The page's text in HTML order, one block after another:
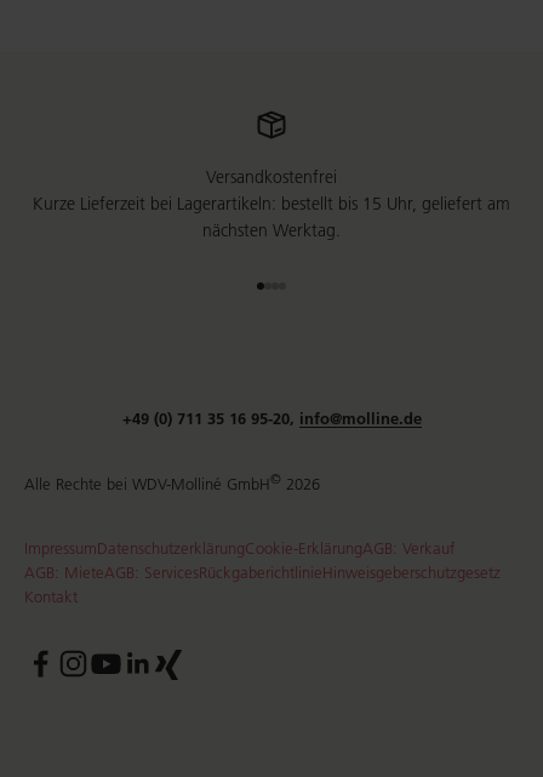
Versandkostenfrei
Kurze Lieferzeit bei Lagerartikeln: bestellt bis 15 Uhr, geliefert am
nächsten Werktag.
+49 (0) 711 35 16 95-20, info@molline.de
Alle Rechte bei WDV-Molliné GmbH© 2026
ImpressumDatenschutzerklärungCookie-ErklärungAGB: Verkauf
AGB: MieteAGB: ServicesRückgaberichtlinieHinweisgeberschutzgesetz
Kontakt